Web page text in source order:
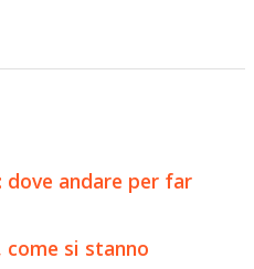
andare per far
si stanno